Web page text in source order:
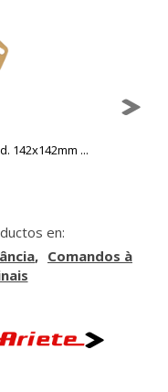
142x142mm ...
en:
Comandos à